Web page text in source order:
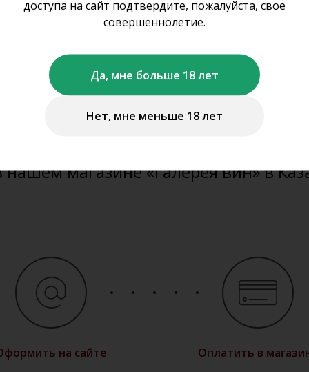
доступа на сайт подтвердите, пожалуйста, свое
совершеннолетие.
Да, мне больше 18 лет
Нет, мне меньше 18 лет
заказ на
осуществляем дистанционную
алкогольной и табачной
забронировать
нашем магазине «Галерея вин» в
на сайте Оплатить в